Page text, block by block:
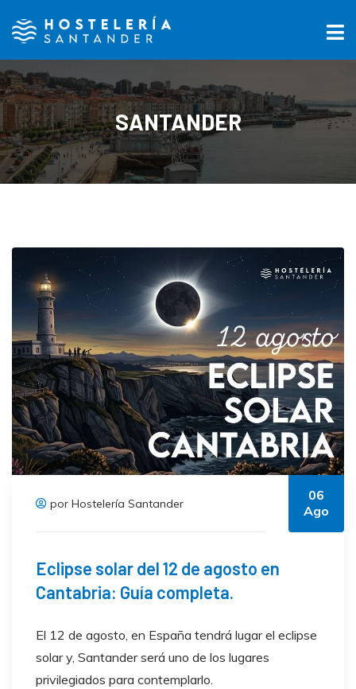
SANTANDER
por Hostelería Santander
06
Ago
Eclipse solar del 12 de agosto en
Cantabria: Guía completa.
El 12 de agosto, en España tendrá lugar el eclipse
solar y, Santander será uno de los lugares
privilegiados para contemplarlo.